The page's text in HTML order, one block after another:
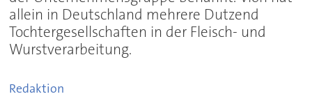
allein in Deutschland mehrere Dutzend
Tochtergesellschaften in der Fleisch- und
Wurstverarbeitung.
Redaktion